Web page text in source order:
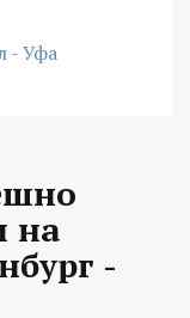
- Уфа
на
-